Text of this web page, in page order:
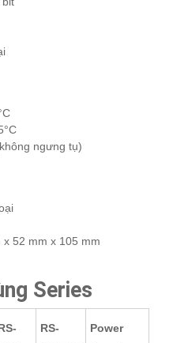
ngưng tụ)
52 mm x 105 mm
Series
RS-
Power